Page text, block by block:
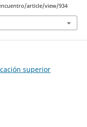
article/view/934
superior